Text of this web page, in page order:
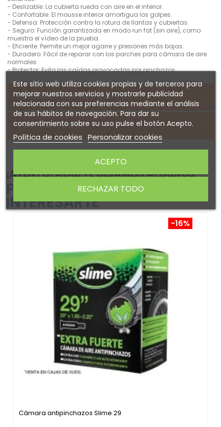
- Deslizable: La cubierta rueda con aire en el interior.
- Confortable: El mousse interior amortigua los golpes.
- Defensa: Protección contra la rotura de llantas y cubiertas.
- Seguro: Función garantizada en modo run fat (sin aire), como
muestra el vídeo de la prueba.
- Eficiente: Permite un mejor agarre y presiones más bajas.
- Duradero: Fácil de reparar con los parches para cámara de aire
normales.
- Protector: Evita las caídas provocadas por pinchazos
DETALLES DEL PRODUCTO
Sobre BARBIERI
¡ATENTO! AQUÍ TE DEJAMOS ALGUNOS
PRODUCTOS QUE PODRÍAN
INTERESARTE
-16%
Cámara antipinchazos Slime 29
Este sitio web utiliza cookies propias y de terceros para
mejorar nuestros servicios y mostrarle publicidad
relacionada con sus preferencias mediante el análisis
de sus hábitos de navegación. Para dar su
consentimiento sobre su uso pulse el botón Acepto.
Política de cookies Personalizar cookies
RECHAZAR TODO
ACEPTO